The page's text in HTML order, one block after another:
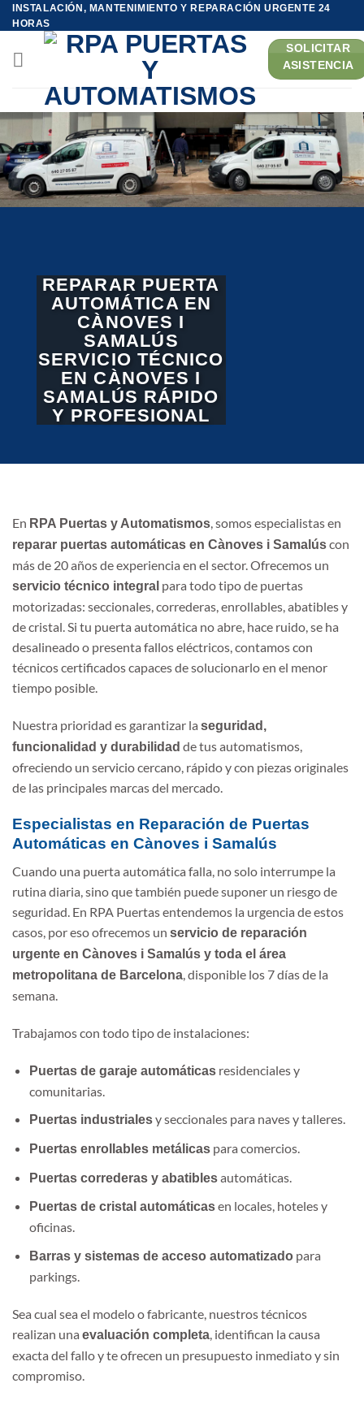
Saltar
al
contenido
INSTALACIÓN, MANTENIMIENTO Y REPARACIÓN URGENTE 24
HORAS
SOLICITAR
ASISTENCIA
REPARAR PUERTA
AUTOMÁTICA EN
CÀNOVES I
SAMALÚS
SERVICIO TÉCNICO
EN CÀNOVES I
SAMALÚS RÁPIDO
Y PROFESIONAL
En RPA Puertas y Automatismos, somos especialistas en
reparar puertas automáticas en Cànoves i Samalúscon
más de 20 años de experiencia en el sector. Ofrecemos un
servicio técnico integral para todo tipo de puertas
motorizadas: seccionales, correderas, enrollables, abatibles y
de cristal. Si tu puerta automática no abre, hace ruido, se ha
desalineado o presenta fallos eléctricos, contamos con
técnicos certificados capaces de solucionarlo en el menor
tiempo posible.
Nuestra prioridad es garantizar la seguridad,
funcionalidad y durabilidad de tus automatismos,
ofreciendo un servicio cercano, rápido y con piezas originales
de las principales marcas del mercado.
Especialistas en Reparación de Puertas
Automáticas en Cànoves i Samalús
Cuando una puerta automática falla, no solo interrumpe la
rutina diaria, sino que también puede suponer un riesgo de
seguridad. En RPA Puertas entendemos la urgencia de estos
casos, por eso ofrecemos un servicio de reparación
urgente en Cànoves i Samalús y toda el área
metropolitana de Barcelona, disponible los 7 días de la
semana.
Trabajamos con todo tipo de instalaciones:
Puertas de garaje automáticasresidenciales y
comunitarias.
Puertas industrialesy seccionales para naves y talleres.
Puertas enrollables metálicaspara comercios.
Puertas correderas y abatiblesautomáticas.
Puertas de cristal automáticasen locales, hoteles y
oficinas.
Barras y sistemas de acceso automatizadopara
parkings.
Sea cual sea el modelo o fabricante, nuestros técnicos
realizan una evaluación completa , identifican la causa
exacta del fallo y te ofrecen un presupuesto inmediato y sin
compromiso.